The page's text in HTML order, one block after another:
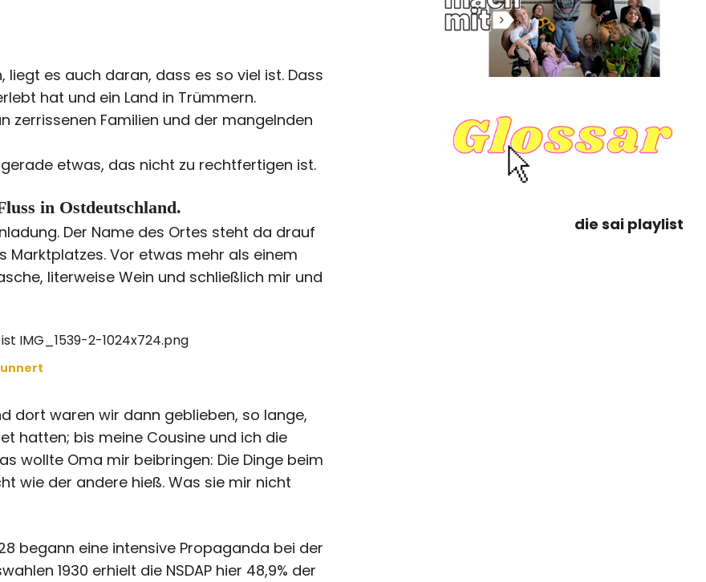
liegt es auch daran, dass es so viel ist. Dass
hat und ein Land in Trümmern.
zerrissenen Familien und der mangelnden
etwas, das nicht zu rechtfertigen ist.
in Ostdeutschland.
Der Name des Ortes steht da drauf
Marktplatzes. Vor etwas mehr als einem
literweise Wein und schließlich mir und
dort waren wir dann geblieben, so lange,
hatten; bis meine Cousine und ich die
wollte Oma mir beibringen: Die Dinge beim
wie der andere hieß. Was sie mir nicht
begann eine intensive Propaganda bei der
1930 erhielt die NSDAP hier 48,9% der
die sai playlist